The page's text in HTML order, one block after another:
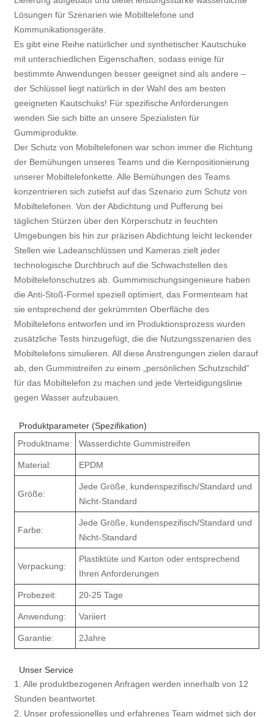
Lösungen für Szenarien wie Mobiltelefone und
Kommunikationsgeräte.
Es gibt eine Reihe natürlicher und synthetischer Kautschuke
mit unterschiedlichen Eigenschaften, sodass einige für
bestimmte Anwendungen besser geeignet sind als andere –
der Schlüssel liegt natürlich in der Wahl des am besten
geeigneten Kautschuks! Für spezifische Anforderungen
wenden Sie sich bitte an unsere Spezialisten für
Gummiprodukte.
Der Schutz von Mobiltelefonen war schon immer die Richtung
der Bemühungen unseres Teams und die Kernpositionierung
unserer Mobiltelefonkette. Alle Bemühungen des Teams
konzentrieren sich zutiefst auf das Szenario zum Schutz von
Mobiltelefonen. Von der Abdichtung und Pufferung bei
täglichen Stürzen über den Körperschutz in feuchten
Umgebungen bis hin zur präzisen Abdichtung leicht leckender
Stellen wie Ladeanschlüssen und Kameras zielt jeder
technologische Durchbruch auf die Schwachstellen des
Mobiltelefonschutzes ab. Gummimischungsingenieure haben
die Anti-Stoß-Formel speziell optimiert, das Formenteam hat
sie entsprechend der gekrümmten Oberfläche des
Mobiltelefons entworfen und im Produktionsprozess wurden
zusätzliche Tests hinzugefügt, die die Nutzungsszenarien des
Mobiltelefons simulieren. All diese Anstrengungen zielen darauf
ab, den Gummistreifen zu einem „persönlichen Schutzschild“
für das Mobiltelefon zu machen und jede Verteidigungslinie
gegen Wasser aufzubauen.
Produktparameter (Spezifikation)
Produktname:
Wasserdichte Gummistreifen
Material: EPDM
Größe:
Jede Größe, kundenspezifisch/Standard und
Nicht-Standard
Farbe:
Jede Größe, kundenspezifisch/Standard und
Nicht-Standard
Verpackung:
Plastiktüte und Karton oder entsprechend
Ihren Anforderungen
Probezeit: 20-25 Tage
Anwendung: Variiert
Garantie: 2Jahre
Unser Service
1. Alle produktbezogenen Anfragen werden innerhalb von 12
Stunden beantwortet.
2. Unser professionelles und erfahrenes Team widmet sich der